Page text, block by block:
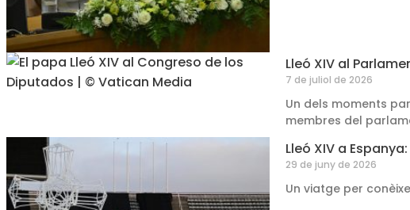
Lleó XIV al
7 de juliol de 2026
Un dels moments
membres del
Lleó XIV a
29 de juny de 2026
Un viatge per